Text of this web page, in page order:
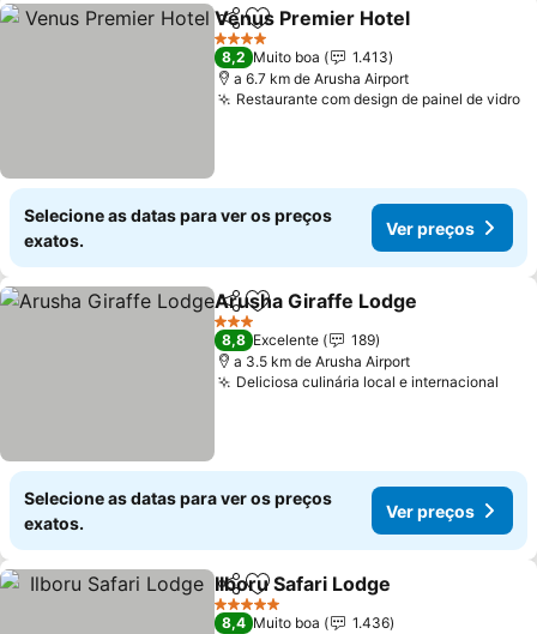
PartilharAdicionar aos favoritos
Venus Premier Hotel
4 Estrelas
8,2 Muito boa
1.413
a 6.7 km de Arusha Airport
Restaurante com design de painel de vidro
Selecione as datas para ver os preços
exatos.
Ver preços
PartilharAdicionar aos favoritos
Arusha Giraffe Lodge
3 Estrelas
8,8 Excelente
189
a 3.5 km de Arusha Airport
Deliciosa culinária local e internacional
Selecione as datas para ver os preços
exatos.
Ver preços
PartilharAdicionar aos favoritos
Ilboru Safari Lodge
5 Estrelas
8,4 Muito boa
1.436